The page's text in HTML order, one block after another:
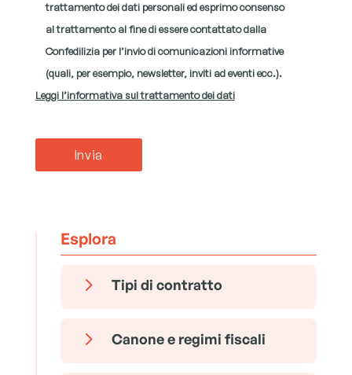
trattamento dei dati personali ed esprimo consenso
al trattamento al fine di essere contattato dalla
Confedilizia per l’invio di comunicazioni informative
(quali, per esempio, newsletter, inviti ad eventi ecc.).
Leggi l’informativa sul trattamento dei dati
Esplora
5 Tipi di contratto
5 Canone e regimi fiscali